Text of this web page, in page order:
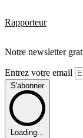
Rapporteur
Notre newsletter
Entrez votre email
S'abonner
Loading...